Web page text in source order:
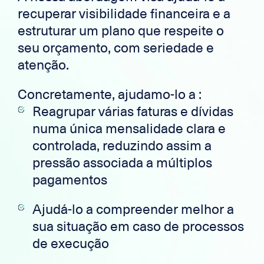
recuperar visibilidade financeira e a
estruturar um plano que respeite o
seu orçamento, com seriedade e
atenção.
Concretamente, ajudamo-lo a :
Reagrupar várias faturas e dívidas
numa única mensalidade clara e
controlada, reduzindo assim a
pressão associada a múltiplos
pagamentos
Ajudá-lo a compreender melhor a
sua situação em caso de processos
de execução